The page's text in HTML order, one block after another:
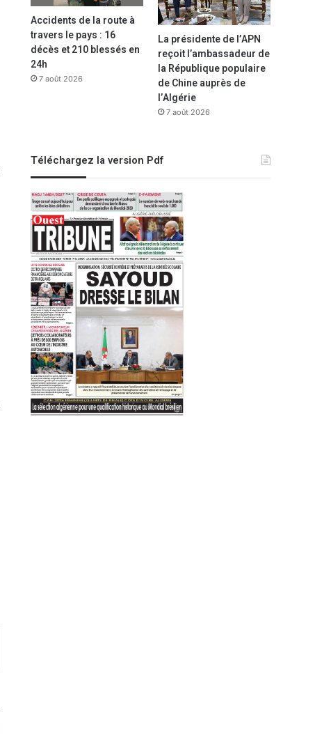
Accidents de la route à
travers le pays : 16
décès et 210 blessés en
24h
7 août 2026
La présidente de l’APN
reçoit l’ambassadeur de
la République populaire
de Chine auprès de
l’Algérie
7 août 2026
Téléchargez la version Pdf